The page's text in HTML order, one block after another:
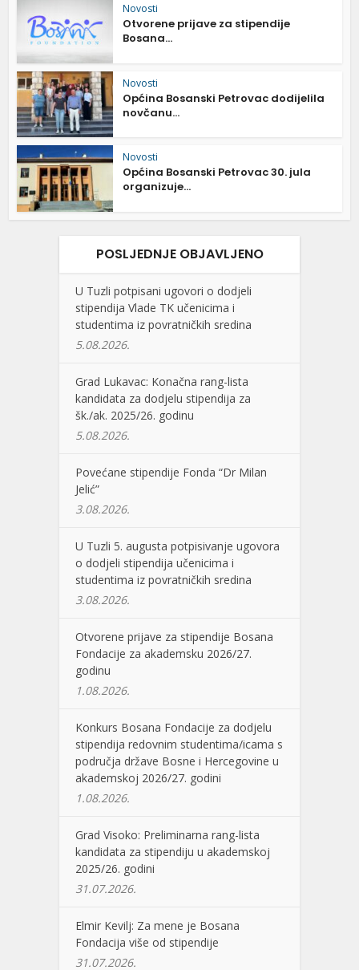
Novosti
Otvorene prijave za stipendije
Bosana...
Novosti
Općina Bosanski Petrovac dodijelila
novčanu...
Novosti
Općina Bosanski Petrovac 30. jula
organizuje...
POSLJEDNJE OBJAVLJENO
U Tuzli potpisani ugovori o dodjeli
stipendija Vlade TK učenicima i
studentima iz povratničkih sredina
5.08.2026.
Grad Lukavac: Konačna rang-lista
kandidata za dodjelu stipendija za
šk./ak. 2025/26. godinu
5.08.2026.
Povećane stipendije Fonda “Dr Milan
Jelić”
3.08.2026.
U Tuzli 5. augusta potpisivanje ugovora
o dodjeli stipendija učenicima i
studentima iz povratničkih sredina
3.08.2026.
Otvorene prijave za stipendije Bosana
Fondacije za akademsku 2026/27.
godinu
1.08.2026.
Konkurs Bosana Fondacije za dodjelu
stipendija redovnim studentima/icama s
područja države Bosne i Hercegovine u
akademskoj 2026/27. godini
1.08.2026.
Grad Visoko: Preliminarna rang-lista
kandidata za stipendiju u akademskoj
2025/26. godini
31.07.2026.
Elmir Kevilj: Za mene je Bosana
Fondacija više od stipendije
31.07.2026.